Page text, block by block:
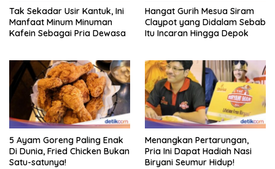
Tak Sekadar Usir Kantuk, Ini
Manfaat Minum Minuman
Kafein Sebagai Pria Dewasa
Hangat Gurih Mesua Siram
Claypot yang Didalam Sebab
Itu Incaran Hingga Depok
5 Ayam Goreng Paling Enak
Di Dunia, Fried Chicken Bukan
Satu-satunya!
Menangkan Pertarungan,
Pria Ini Dapat Hadiah Nasi
Biryani Seumur Hidup!